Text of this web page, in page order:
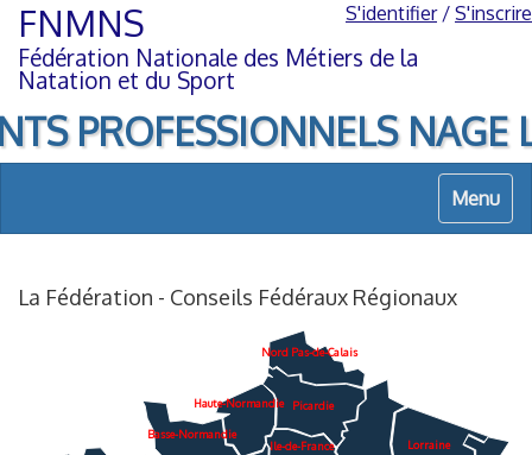
Aller
contenu
Aller
navigation
FNMNS
Fédération Nationale des Métiers de la
Natation et du Sport
S'identifier/ S'inscrire
PROFESSIONNELS
Menu
La Fédération - Conseils Fédéraux Régionaux
Basse-Normandie
Haute-Normandie
Ile-de-France Lorraine
Nord Pas-de-Calais
Picardie